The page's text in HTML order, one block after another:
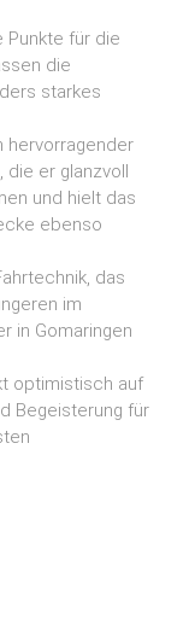
Punkte für die
die
starkes
hervorragender
er glanzvoll
und hielt das
ebenso
das
im
in Gomaringen
optimistisch auf
Begeisterung für